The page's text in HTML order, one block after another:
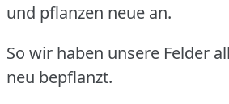
und pflanzen neue an.
So wir haben unsere Felder
neu bepflanzt.